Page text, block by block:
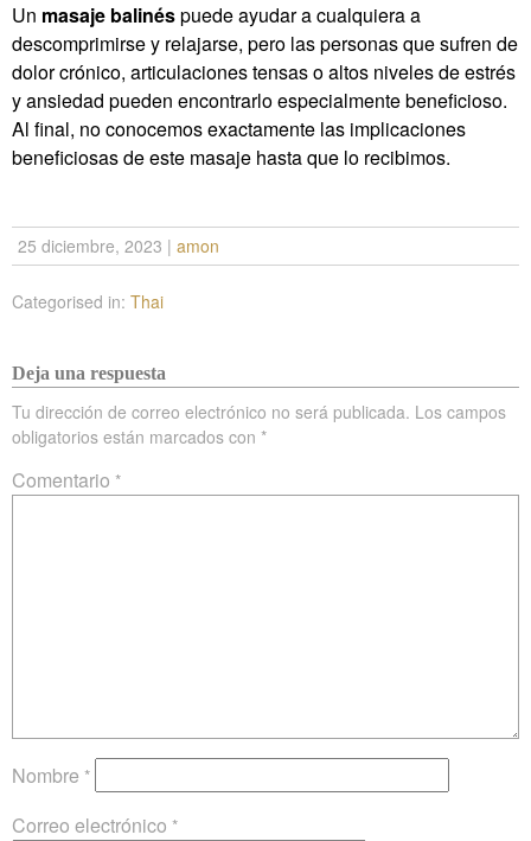
Un masaje balinéspuede ayudar a cualquiera a
descomprimirse y relajarse, pero las personas que sufren de
dolor crónico, articulaciones tensas o altos niveles de estrés
y ansiedad pueden encontrarlo especialmente beneficioso.
Al final, no conocemos exactamente las implicaciones
beneficiosas de este masaje hasta que lo recibimos.
25 diciembre, 2023 | amon
Categorised in: Thai
Deja una respuesta
Tu dirección de correo electrónico no será publicada. Los campos
obligatorios están marcados con *
Comentario *
Nombre *
Correo electrónico *